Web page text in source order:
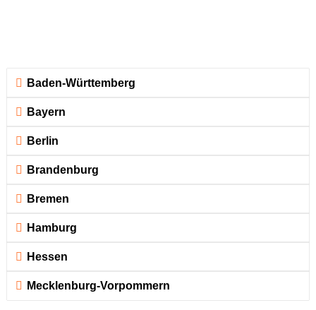
Baden-Württemberg
Bayern
Berlin
Brandenburg
Bremen
Hamburg
Hessen
Mecklenburg-Vorpommern